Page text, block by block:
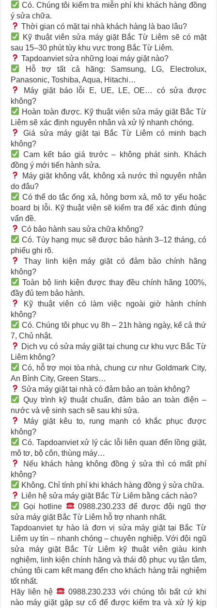
Có. Chúng tôi kiểm tra miễn phí khi khách hàng đồng
ý sửa chữa.
Thời gian có mặt tại nhà khách hàng là bao lâu?
Kỹ thuật viên sửa máy giặt Bắc Từ Liêm sẽ có mặt
sau 15–30 phút tùy khu vực trong Bắc Từ Liêm.
Tapdoanviet sửa những loại máy giặt nào?
Hỗ trợ tất cả hãng: Samsung, LG, Electrolux,
Panasonic, Toshiba, Aqua, Hitachi…
Máy giặt báo lỗi E, UE, LE, OE… có sửa được
không?
Hoàn toàn được. Kỹ thuật viên sửa máy giặt Bắc Từ
Liêm sẽ xác định nguyên nhân và xử lý nhanh chóng.
Giá sửa máy giặt tại Bắc Từ Liêm có minh bạch
không?
Cam kết báo giá trước – không phát sinh. Khách
đồng ý mới tiến hành sửa.
Máy giặt không vắt, không xả nước thì nguyên nhân
do đâu?
Có thể do tắc ống xả, hỏng bơm xả, mô tơ yếu hoặc
board bị lỗi. Kỹ thuật viên sẽ kiểm tra để xác định đúng
vấn đề.
Có bảo hành sau sửa chữa không?
Có. Tùy hạng mục sẽ được bảo hành 3–12 tháng, có
phiếu ghi rõ.
Thay linh kiện máy giặt có đảm bảo chính hãng
không?
Toàn bộ linh kiện được thay đều chính hãng 100%,
đầy đủ tem bảo hành.
Kỹ thuật viên có làm việc ngoài giờ hành chính
không?
Có. Chúng tôi phục vụ 8h – 21h hàng ngày, kể cả thứ
7, Chủ nhật.
Dịch vụ có sửa máy giặt tại chung cư khu vực Bắc Từ
Liêm không?
Có, hỗ trợ mọi tòa nhà, chung cư như Goldmark City,
An Bình City, Green Stars…
Sửa máy giặt tại nhà có đảm bảo an toàn không?
Quy trình kỹ thuật chuẩn, đảm bảo an toàn điện –
nước và vệ sinh sạch sẽ sau khi sửa.
Máy giặt kêu to, rung mạnh có khắc phục được
không?
Có. Tapdoanviet xử lý các lỗi liên quan đến lồng giặt,
mô tơ, bộ côn, thùng máy…
Nếu khách hàng không đồng ý sửa thì có mất phí
không?
Không. Chỉ tính phí khi khách hàng đồng ý sửa chữa.
Liên hệ sửa máy giặt Bắc Từ Liêm bằng cách nào?
Gọi hotline
0988.230.233 để được đội ngũ thợ
sửa máy giặt Bắc Từ Liêm hỗ trợ nhanh nhất.
Tapdoanviet tự hào là đơn vị sửa máy giặt tại Bắc Từ
Liêm uy tín – nhanh chóng – chuyên nghiệp. Với đội ngũ
sửa máy giặt Bắc Từ Liêm kỹ thuật viên giàu kinh
nghiệm, linh kiện chính hãng và thái độ phục vụ tận tâm,
chúng tôi cam kết mang đến cho khách hàng trải nghiệm
tốt nhất.
Hãy liên hệ
0988.230.233 với chúng tôi bất cứ khi
nào máy giặt gặp sự cố để được kiểm tra và xử lý kịp